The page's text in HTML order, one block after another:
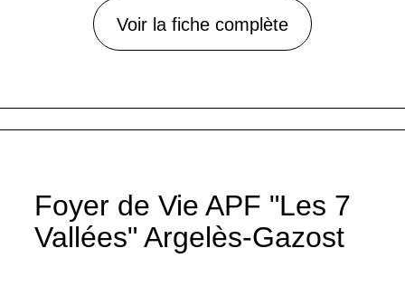
Voir la fiche complète
Foyer de Vie APF "Les 7
Vallées" Argelès-Gazost